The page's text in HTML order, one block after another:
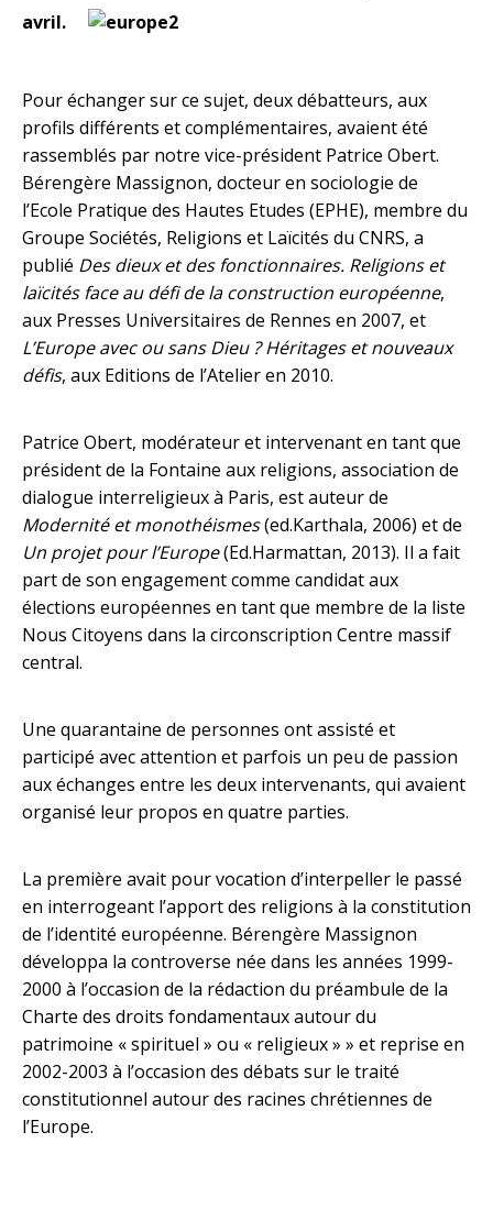
avril.
Pour échanger sur ce sujet, deux débatteurs, aux
profils différents et complémentaires, avaient été
rassemblés par notre vice-président Patrice Obert.
Bérengère Massignon, docteur en sociologie de
l’Ecole Pratique des Hautes Etudes (EPHE), membre du
Groupe Sociétés, Religions et Laïcités du CNRS, a
publié Des dieux et des fonctionnaires. Religions et
laïcités face au défi de la construction européenne,
aux Presses Universitaires de Rennes en 2007, et
L’Europe avec ou sans Dieu ? Héritages et nouveaux
défis, aux Editions de l’Atelier en 2010.
Patrice Obert, modérateur et intervenant en tant que
président de la Fontaine aux religions, association de
dialogue interreligieux à Paris, est auteur de
Modernité et monothéismes(ed.Karthala, 2006) et de
Un projet pour l’Europe(Ed.Harmattan, 2013). Il a fait
part de son engagement comme candidat aux
élections européennes en tant que membre de la liste
Nous Citoyens dans la circonscription Centre massif
central.
Une quarantaine de personnes ont assisté et
participé avec attention et parfois un peu de passion
aux échanges entre les deux intervenants, qui avaient
organisé leur propos en quatre parties.
La première avait pour vocation d’interpeller le passé
en interrogeant l’apport des religions à la constitution
de l’identité européenne. Bérengère Massignon
développa la controverse née dans les années 1999-
2000 à l’occasion de la rédaction du préambule de la
Charte des droits fondamentaux autour du
patrimoine « spirituel » ou « religieux » » et reprise en
2002-2003 à l’occasion des débats sur le traité
constitutionnel autour des racines chrétiennes de
l’Europe.